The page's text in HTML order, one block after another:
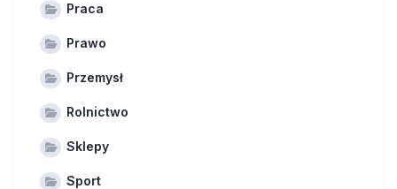
Praca
Prawo
Przemysł
Rolnictwo
Sklepy
Sport